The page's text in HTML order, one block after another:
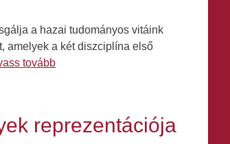
a hazai tudományos vitáink
amelyek a két diszciplína első
tovább
reprezentációja